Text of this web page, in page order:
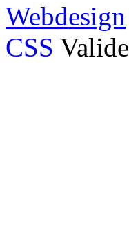
Webdesign
CSS Valide